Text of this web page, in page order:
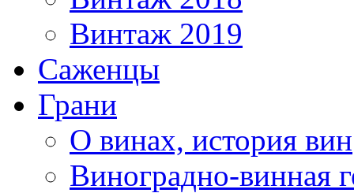
Винтаж 2019
Саженцы
Грани
О винах, история вин
Виноградно-винная